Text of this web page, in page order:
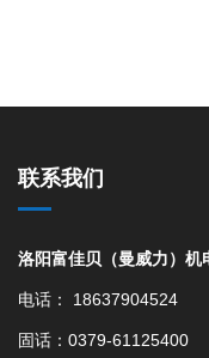
联系我们
洛阳富佳贝（曼威力）机
电话： 18637904524
固话：0379-61125400